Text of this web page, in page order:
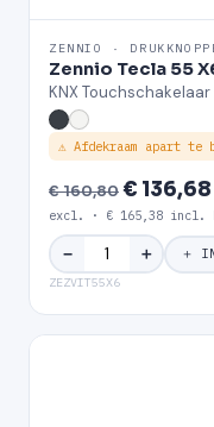
ZENNIO ·
Zennio Tecla 55
KNX
⚠ Afdekraam apart
€ 160,80€ 136,68
excl. · € 165,38 incl.
− ＋ ＋
ZEZVIT55X6